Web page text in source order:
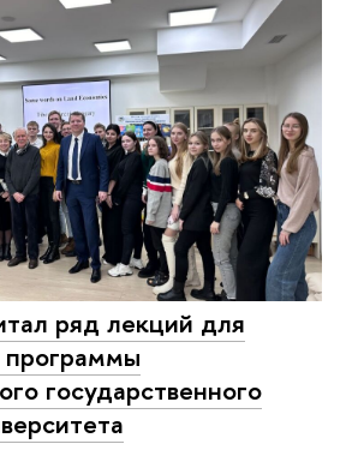
ряд лекций для
программы
государственного